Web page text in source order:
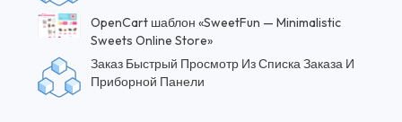
OpenCart шаблон «SweetFun — Minimalistic
Sweets Online Store»
Заказ Быстрый Просмотр Из Списка Заказа И
Приборной Панели